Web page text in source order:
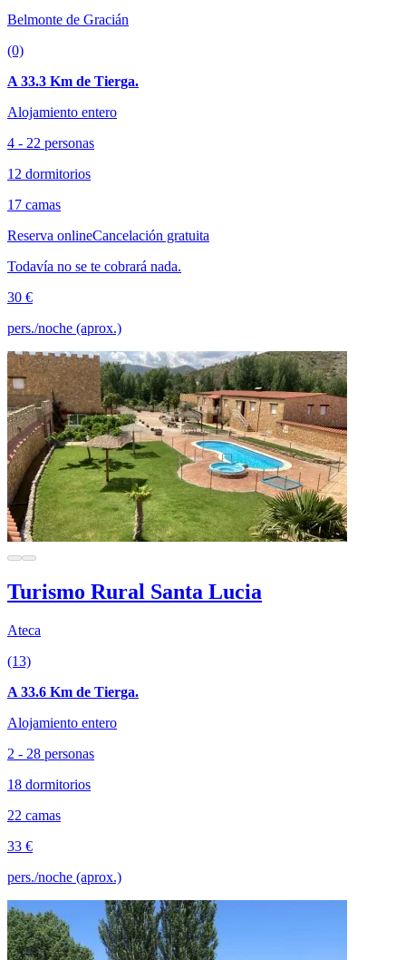
Belmonte de Gracián
(0)
A 33.3 Km de Tierga.
Alojamiento entero
4 - 22 personas
12 dormitorios
17 camas
Reserva onlineCancelación gratuita
Todavía no se te cobrará nada.
30 €
pers./noche (aprox.)
Turismo Rural Santa Lucia
Ateca
(13)
A 33.6 Km de Tierga.
Alojamiento entero
2 - 28 personas
18 dormitorios
22 camas
33 €
pers./noche (aprox.)